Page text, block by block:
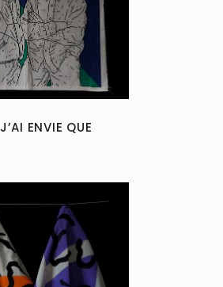
J’AI ENVIE QUE